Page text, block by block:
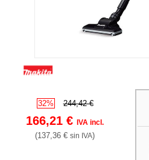
32% 244,42 €
166,21 €IVA incl.
(137,36 €sin IVA)